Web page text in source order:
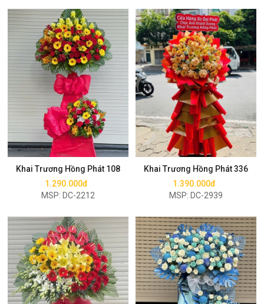
Khai Trương Hồng Phát 108
1.290.000đ
MSP: DC-2212
Mua ngay
Khai Trương Hồng Phát 336
1.390.000đ
MSP: DC-2939
Mua ngay